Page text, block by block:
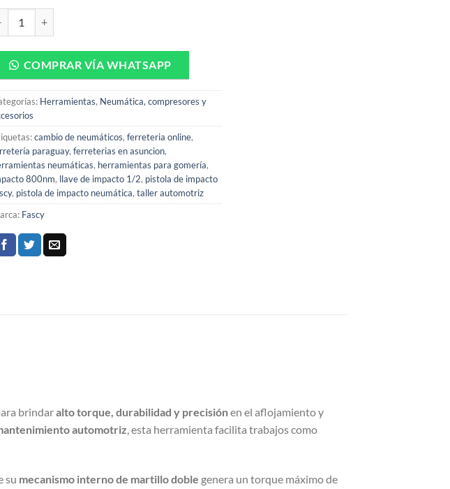
COMPRAR VÍA WHATSAPP
Herramientas, Neumática, compresores y
cambio de neumáticos, ferreteria online,
paraguay, ferreterias en asuncion,
neumáticas, herramientas para gomería,
800nm, llave de impacto 1/2, pistola de impacto
, pistola de impacto neumática, taller automotriz
Fascy
brindaralto torque, durabilidad y precisiónen el aflojamiento y
automotriz, esta herramienta facilita trabajos como
su mecanismo interno de martillo doble genera un torque máximo de